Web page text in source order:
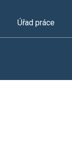
Úřad práce